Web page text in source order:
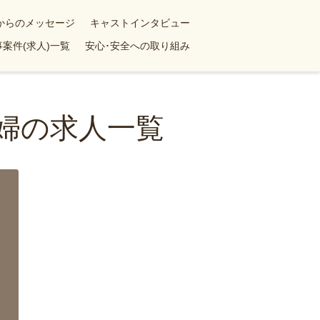
らのメッセージ
キャストインタビュー
案件(求人)一覧 安心･安全への取り組み
の求人一覧